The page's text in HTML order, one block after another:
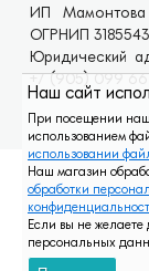
Наш сайт
При посещении
использованием
использовании
Наш магазин
обработки
Если вы не желаете
персональных
ИП Мамонтова
ОГРНИП
Юридический
+7 (905) 099 66